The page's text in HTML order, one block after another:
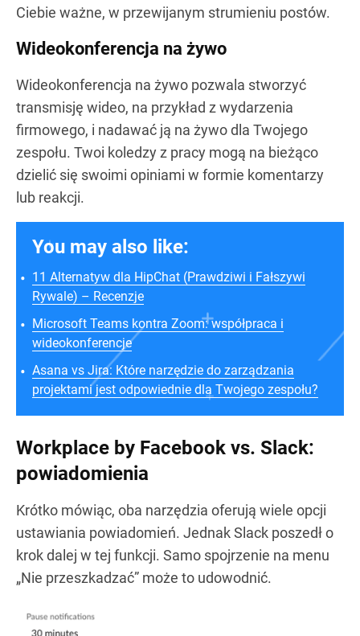
Ciebie ważne, w przewijanym strumieniu postów.
Wideokonferencja na żywo
Wideokonferencja na żywo pozwala stworzyć
transmisję wideo, na przykład z wydarzenia
firmowego, i nadawać ją na żywo dla Twojego
zespołu. Twoi koledzy z pracy mogą na bieżąco
dzielić się swoimi opiniami w formie komentarzy
lub reakcji.
You may also like:
11 Alternatyw dla HipChat (Prawdziwi i Fałszywi
Rywale) – Recenzje
Microsoft Teams kontra Zoom: współpraca i
wideokonferencje
Asana vs Jira: Które narzędzie do zarządzania
projektami jest odpowiednie dla Twojego zespołu?
Workplace by Facebook vs. Slack:
powiadomienia
Krótko mówiąc, oba narzędzia oferują wiele opcji
ustawiania powiadomień. Jednak Slack poszedł o
krok dalej w tej funkcji. Samo spojrzenie na menu
„Nie przeszkadzać” może to udowodnić.